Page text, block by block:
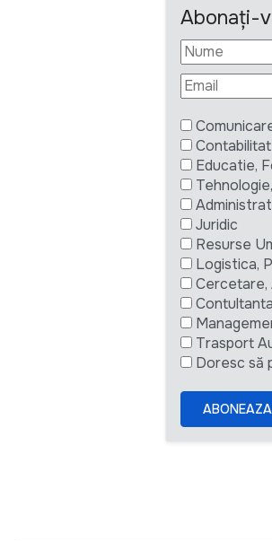
Abonați-
Educatie,
Juridic
Resurse
Logistica,
Cercetare,
Trasport
Doresc să
ABONEAZA